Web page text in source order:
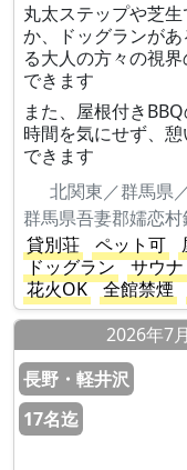
丸太ステップや芝
か、ドッグランが
る大人の方々の視
できます
また、屋根付き
時間を気にせず、
できます
北関東／群馬県
群馬県吾妻郡嬬恋
貸別荘
ペット可
ドッグラン
サウナ
花火OK
全館禁煙
2026年7
長野・軽井沢
17名迄